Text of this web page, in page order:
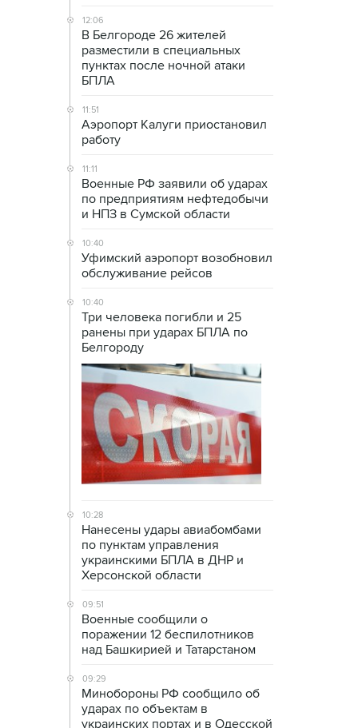
12:06
В Белгороде 26 жителей
разместили в специальных
пунктах после ночной атаки
БПЛА
11:51
Аэропорт Калуги приостановил
работу
11:11
Военные РФ заявили об ударах
по предприятиям нефтедобычи
и НПЗ в Сумской области
10:40
Уфимский аэропорт возобновил
обслуживание рейсов
10:40
Три человека погибли и 25
ранены при ударах БПЛА по
Белгороду
10:28
Нанесены удары авиабомбами
по пунктам управления
украинскими БПЛА в ДНР и
Херсонской области
09:51
Военные сообщили о
поражении 12 беспилотников
над Башкирией и Татарстаном
09:29
Минобороны РФ сообщило об
ударах по объектам в
украинских портах и в Одесской